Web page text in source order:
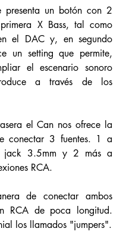
presenta un botón con 2
X Bass, tal como
el DAC y, en segundo
un setting que permite,
el escenario sonoro
a través de los
el Can nos ofrece la
conectar 3 fuentes. 1 a
jack 3.5mm y 2 más a
RCA.
de conectar ambos
RCA de poca longitud.